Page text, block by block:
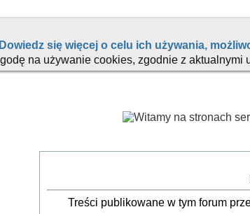
Treści publikowane w tym forum